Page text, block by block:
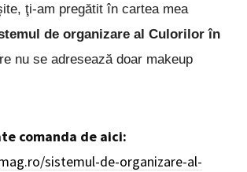
ţi-am pregătit în cartea mea
de organizare al Culorilor în
nu se adresează doar makeup
comanda de aici:
sistemul-de-organizare-al-